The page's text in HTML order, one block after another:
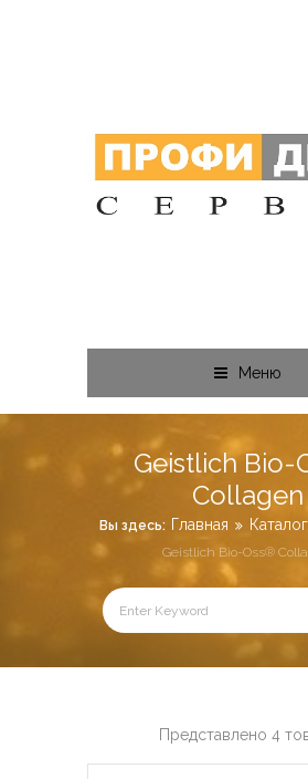
Меню
Geistlich Bio-
Collagen
Вы здесь: Главная
Geistlich Bio-Oss®
Представлено 4